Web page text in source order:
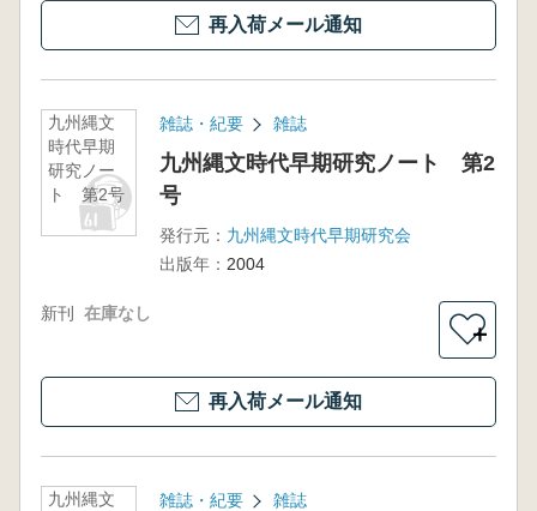
再入荷メール通知
九州縄文
時代早期
研究ノー
ト 第2号
雑誌・紀要 雑誌
九州縄文時代早期研究ノート 第2
号
発行元： 九州縄文時代早期研究会
出版年： 2004
新刊 在庫なし
＋
再入荷メール通知
九州縄文
雑誌・紀要 雑誌